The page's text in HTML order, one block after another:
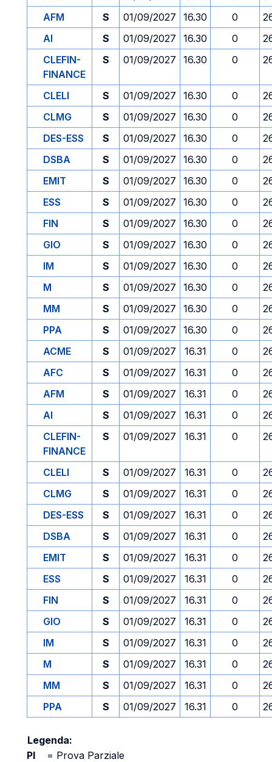
AFM
S 01/09/2027 16.30 0
AI
S 01/09/2027 16.30 0
CLEFIN-
FINANCE
S 01/09/2027 16.30 0
CLELI S 01/09/2027 16.30 0
CLMG
S 01/09/2027 16.30 0
DES-ESS
S 01/09/2027 16.30 0
DSBA
S 01/09/2027 16.30 0
EMIT
S 01/09/2027 16.30 0
ESS
S 01/09/2027 16.30 0
FIN
S 01/09/2027 16.30 0
GIO
S 01/09/2027 16.30 0
IM
S 01/09/2027 16.30 0
M
S 01/09/2027 16.30 0
MM
S 01/09/2027 16.30 0
PPA
S 01/09/2027 16.30 0
ACME
S 01/09/2027 16.31 0
AFC
S 01/09/2027 16.31 0
AFM
S 01/09/2027 16.31 0
AI
S 01/09/2027 16.31 0
CLEFIN-
FINANCE
S 01/09/2027 16.31 0
CLELI S 01/09/2027 16.31 0
CLMG
S 01/09/2027 16.31 0
DES-ESS
S 01/09/2027 16.31 0
DSBA
S 01/09/2027 16.31 0
EMIT
S 01/09/2027 16.31 0
ESS
S 01/09/2027 16.31 0
FIN
S 01/09/2027 16.31 0
GIO
S 01/09/2027 16.31 0
IM
S 01/09/2027 16.31 0
M
S 01/09/2027 16.31 0
MM
S 01/09/2027 16.31 0
PPA
S 01/09/2027 16.31 0
Legenda:
PI
= Prova Parziale